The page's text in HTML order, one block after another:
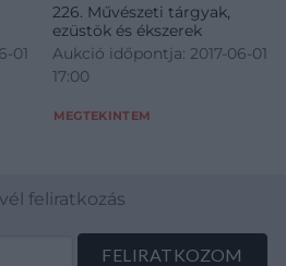
01
226. Művészeti tárgyak,
ezüstök és ékszerek
Aukció időpontja: 2017-06-01
17:00
MEGTEKINTEM
feliratkozás